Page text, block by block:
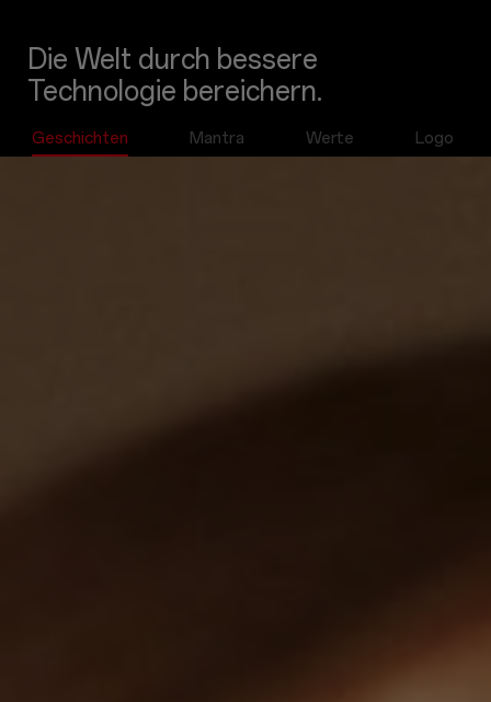
Die Welt durch bessere
Technologie bereichern.
Geschichten Mantra Werte Logo